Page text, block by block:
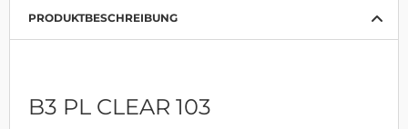
PRODUKTBESCHREIBUNG
B3 PL CLEAR 103